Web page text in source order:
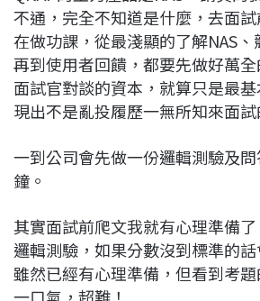
不通，完全不知道是什麼，去面
在做功課，從最淺顯的了解NAS、
再到使用者回饋，都要先做好萬
面試官對談的資本，就算只是最
現出不是亂投履歷一無所知來面試
一到公司會先做一份邏輯測驗及
鐘。
其實面試前爬文我就有心理準備
邏輯測驗，如果分數沒到標準的
雖然已經有心理準備，但看到考
一口氣，超難！